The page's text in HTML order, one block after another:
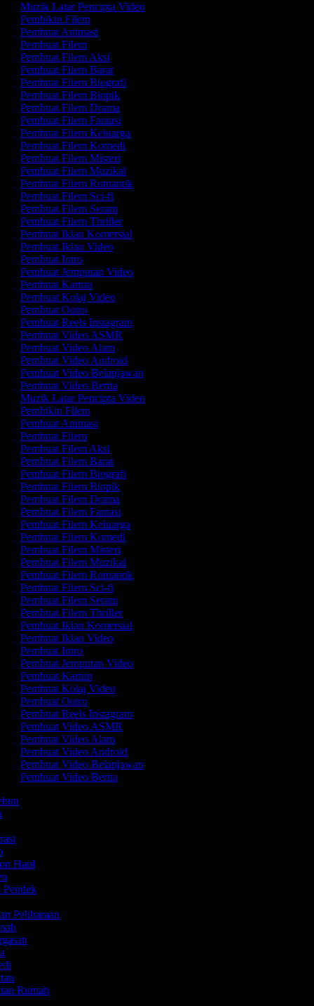
Muzik Latar Pencipta Video
Pembikin Filem
Pembuat Animasi
Pembuat Filem
Pembuat Filem Aksi
Pembuat Filem Barat
Pembuat Filem Biografi
Pembuat Filem Biopik
Pembuat Filem Drama
Pembuat Filem Fantasi
Pembuat Filem Keluarga
Pembuat Filem Komedi
Pembuat Filem Misteri
Pembuat Filem Muzikal
Pembuat Filem Romantik
Pembuat Filem Sci-fi
Pembuat Filem Seram
Pembuat Filem Thriller
Pembuat Iklan Komersial
Pembuat Iklan Video
Pembuat Intro
Pembuat Jemputan Video
Pembuat Kartun
Pembuat Kolaj Video
Pembuat Outro
Pembuat Reels Instagram
Pembuat Video ASMR
Pembuat Video Alam
Pembuat Video Android
Pembuat Video Belanjawan
Pembuat Video Berita
Muzik Latar Pencipta Video
Pembikin Filem
Pembuat Animasi
Pembuat Filem
Pembuat Filem Aksi
Pembuat Filem Barat
Pembuat Filem Biografi
Pembuat Filem Biopik
Pembuat Filem Drama
Pembuat Filem Fantasi
Pembuat Filem Keluarga
Pembuat Filem Komedi
Pembuat Filem Misteri
Pembuat Filem Muzikal
Pembuat Filem Romantik
Pembuat Filem Sci-fi
Pembuat Filem Seram
Pembuat Filem Thriller
Pembuat Iklan Komersial
Pembuat Iklan Video
Pembuat Intro
Pembuat Jemputan Video
Pembuat Kartun
Pembuat Kolaj Video
Pembuat Outro
Pembuat Reels Instagram
Pembuat Video ASMR
Pembuat Video Alam
Pembuat Video Android
Pembuat Video Belanjawan
Pembuat Video Berita
Haul
Pendek
Peliharaan
Rumah